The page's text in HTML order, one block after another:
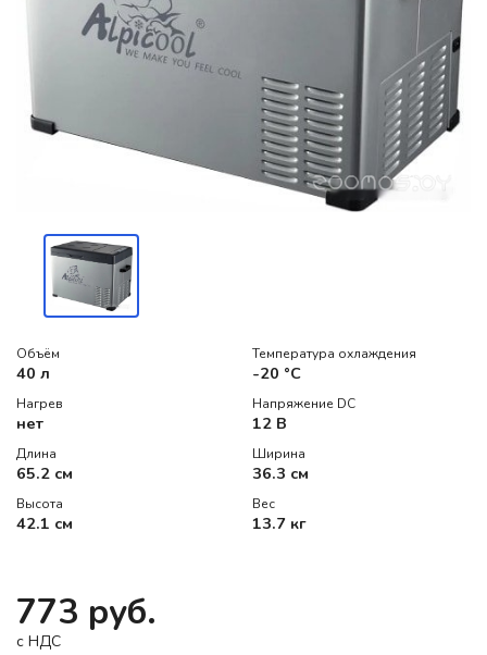
Объём
40 л
Температура охлаждения
-20 °C
Нагрев
нет
Напряжение DC
12 В
Длина
65.2 см
Ширина
36.3 см
Высота
42.1 см
Вес
13.7 кг
773 руб.
c НДС